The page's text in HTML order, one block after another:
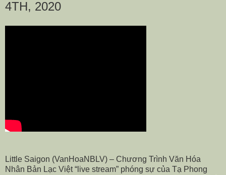
4TH, 2020
Little Saigon (VanHoaNBLV) – Chương Trình Văn Hóa
Nhân Bản Lạc Việt “live stream” phóng sự của Tạ Phong